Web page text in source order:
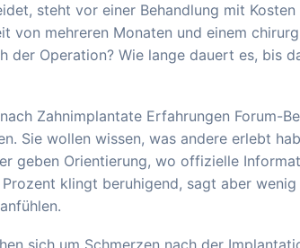
steht vor einer Behandlung mit
von mehreren Monaten und einem
der Operation? Wie lange dauert es, bis
Zahnimplantate Erfahrungen Forum-
Sie wollen wissen, was andere erlebt
geben Orientierung, wo offizielle
klingt beruhigend, sagt aber